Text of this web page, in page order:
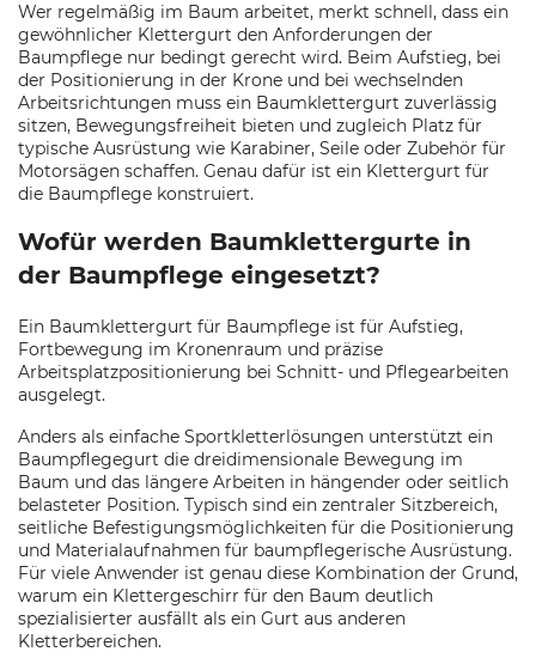
Wer regelmäßig im Baum arbeitet, merkt schnell, dass ein
gewöhnlicher Klettergurt den Anforderungen der
Baumpflege nur bedingt gerecht wird. Beim Aufstieg, bei
der Positionierung in der Krone und bei wechselnden
Arbeitsrichtungen muss ein Baumklettergurt zuverlässig
sitzen, Bewegungsfreiheit bieten und zugleich Platz für
typische Ausrüstung wie Karabiner, Seile oder Zubehör für
Motorsägen schaffen. Genau dafür ist ein Klettergurt für
die Baumpflege konstruiert.
Wofür werden Baumklettergurte in
der Baumpflege eingesetzt?
Ein Baumklettergurt für Baumpflege ist für Aufstieg,
Fortbewegung im Kronenraum und präzise
Arbeitsplatzpositionierung bei Schnitt- und Pflegearbeiten
ausgelegt.
Anders als einfache Sportkletterlösungen unterstützt ein
Baumpflegegurt die dreidimensionale Bewegung im
Baum und das längere Arbeiten in hängender oder seitlich
belasteter Position. Typisch sind ein zentraler Sitzbereich,
seitliche Befestigungsmöglichkeiten für die Positionierung
und Materialaufnahmen für baumpflegerische Ausrüstung.
Für viele Anwender ist genau diese Kombination der Grund,
warum ein Klettergeschirr für den Baum deutlich
spezialisierter ausfällt als ein Gurt aus anderen
Kletterbereichen.